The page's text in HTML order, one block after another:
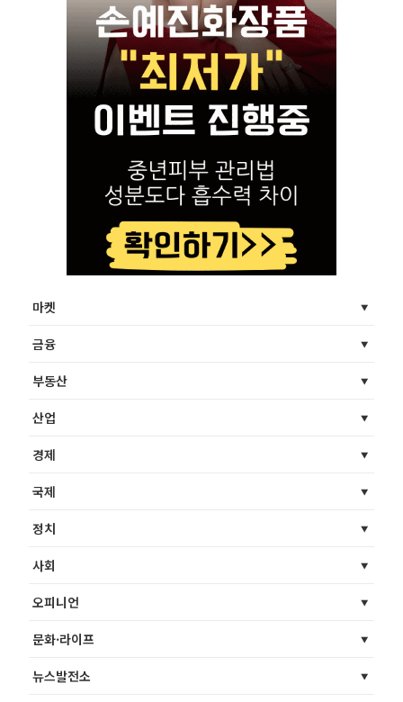
마켓
금융
부동산
산업
경제
국제
정치
사회
오피니언
문화·라이프
뉴스발전소